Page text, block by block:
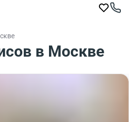
в Москве